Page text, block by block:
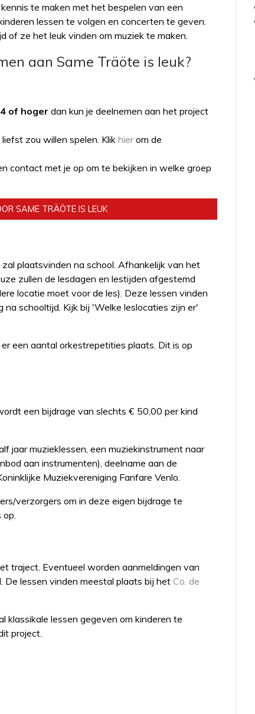
te maken met het bespelen van een
lessen te volgen en concerten te geven.
of ze het leuk vinden om muziek te maken.
aan Same Träöte is leuk?
of hoger dan kun je deelnemen aan het project
zou willen spelen. Klik hierom de
contact met je op om te bekijken in welke groep
plaatsvinden na school. Afhankelijk van het
zullen de lesdagen en lestijden afgestemd
locatie moet voor de les). Deze lessen vinden
schooltijd. Kijk bij 'Welke leslocaties zijn er'
een aantal orkestrepetities plaats. Dit is op
een bijdrage van slechts € 50,00 per kind
jaar muzieklessen, een muziekinstrument naar
aan instrumenten), deelname aan de
Muziekvereniging Fanfare Venlo.
verzorgers om in deze eigen bijdrage te
traject. Eventueel worden aanmeldingen van
De lessen vinden meestal plaats bij hetCo. de
klassikale lessen gegeven om kinderen te
project.